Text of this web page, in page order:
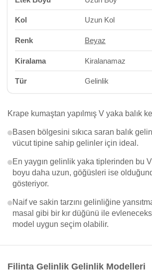
Kol Uzun Kol
Renk Beyaz
Kiralama Kiralanamaz
Tür Gelinlik
Krape kumaştan yapılmış V yaka balık
Basen bölgesini sıkıca saran balık
vücut tipine sahip gelinler için ideal.
En yaygın gelinlik yaka tiplerinden bu
boyu daha uzun, göğüsleri ise
gösteriyor.
Naif ve sakin tarzını gelinliğine
masal gibi bir kır düğünü ile
model uygun seçim olabilir.
Filinta Gelinlik Gelinlik Modelleri